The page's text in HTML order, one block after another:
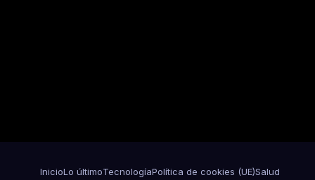
InicioLo últimoTecnologíaPolítica de cookies (UE)Salud